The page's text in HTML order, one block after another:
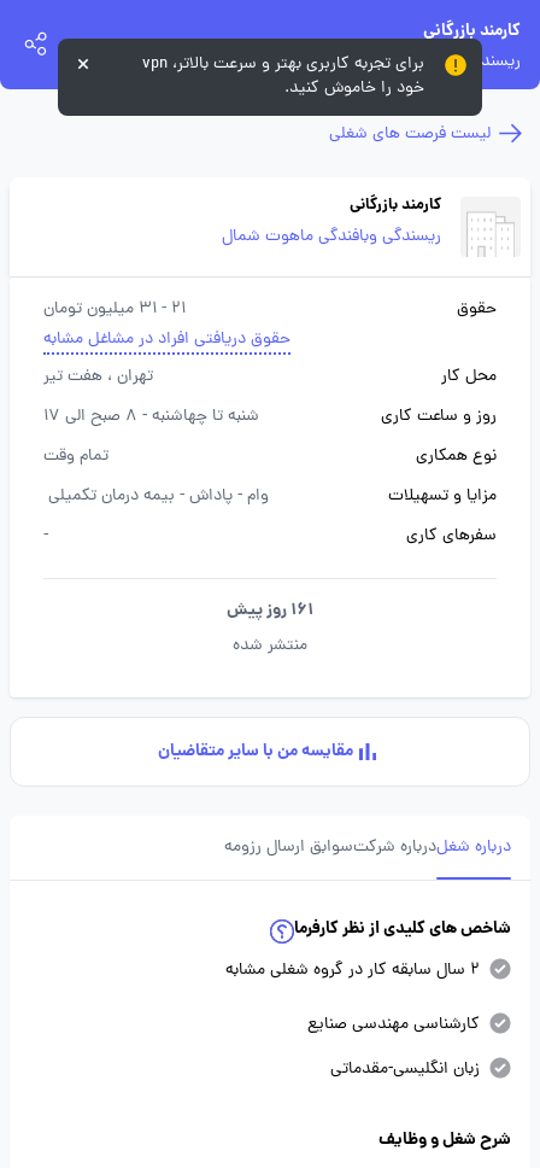
کارمند بازرگانی
ریسندگی وبافندگی ماهوت شمال
لیست فرصت های شغلی
کارمند بازرگانی
ریسندگی وبافندگی ماهوت شمال
حقوق
21 - 31 میلیون تومان
حقوق دریافتی افراد در مشاغل مشابه
محل کار
تهران ، هفت تیر
روز و ساعت کاری
شنبه تا چهاشنبه - 8 صبح الی 17
نوع همکاری
تمام وقت
مزایا و تسهیلات
وام -پاداش - بیمه درمان تکمیلی
سفرهای کاری
-
161 روز پیش
منتشر شده
مقایسه من با سایر متقاضیان
درباره شغلدرباره شرکتسوابق ارسال رزومه
شاخص های کلیدی از نظر کارفرما
2 سال سابقه کار در گروه شغلی مشابه
کارشناسی مهندسی صنایع
زبان انگلیسی-مقدماتی
شرح شغل و وظایف
برای تجربه کاربری بهتر و سرعت بالاتر، vpn
خود را خاموش کنید.